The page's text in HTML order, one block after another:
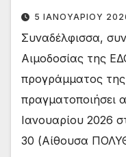
5 ΙΑΝΟΥΑΡΊΟΥ
Συναδέλφισσα,
Αιμοδοσίας της
προγράμματος της
πραγματοποιήσει
Ιανουαρίου 2026
30 (Αίθουσα